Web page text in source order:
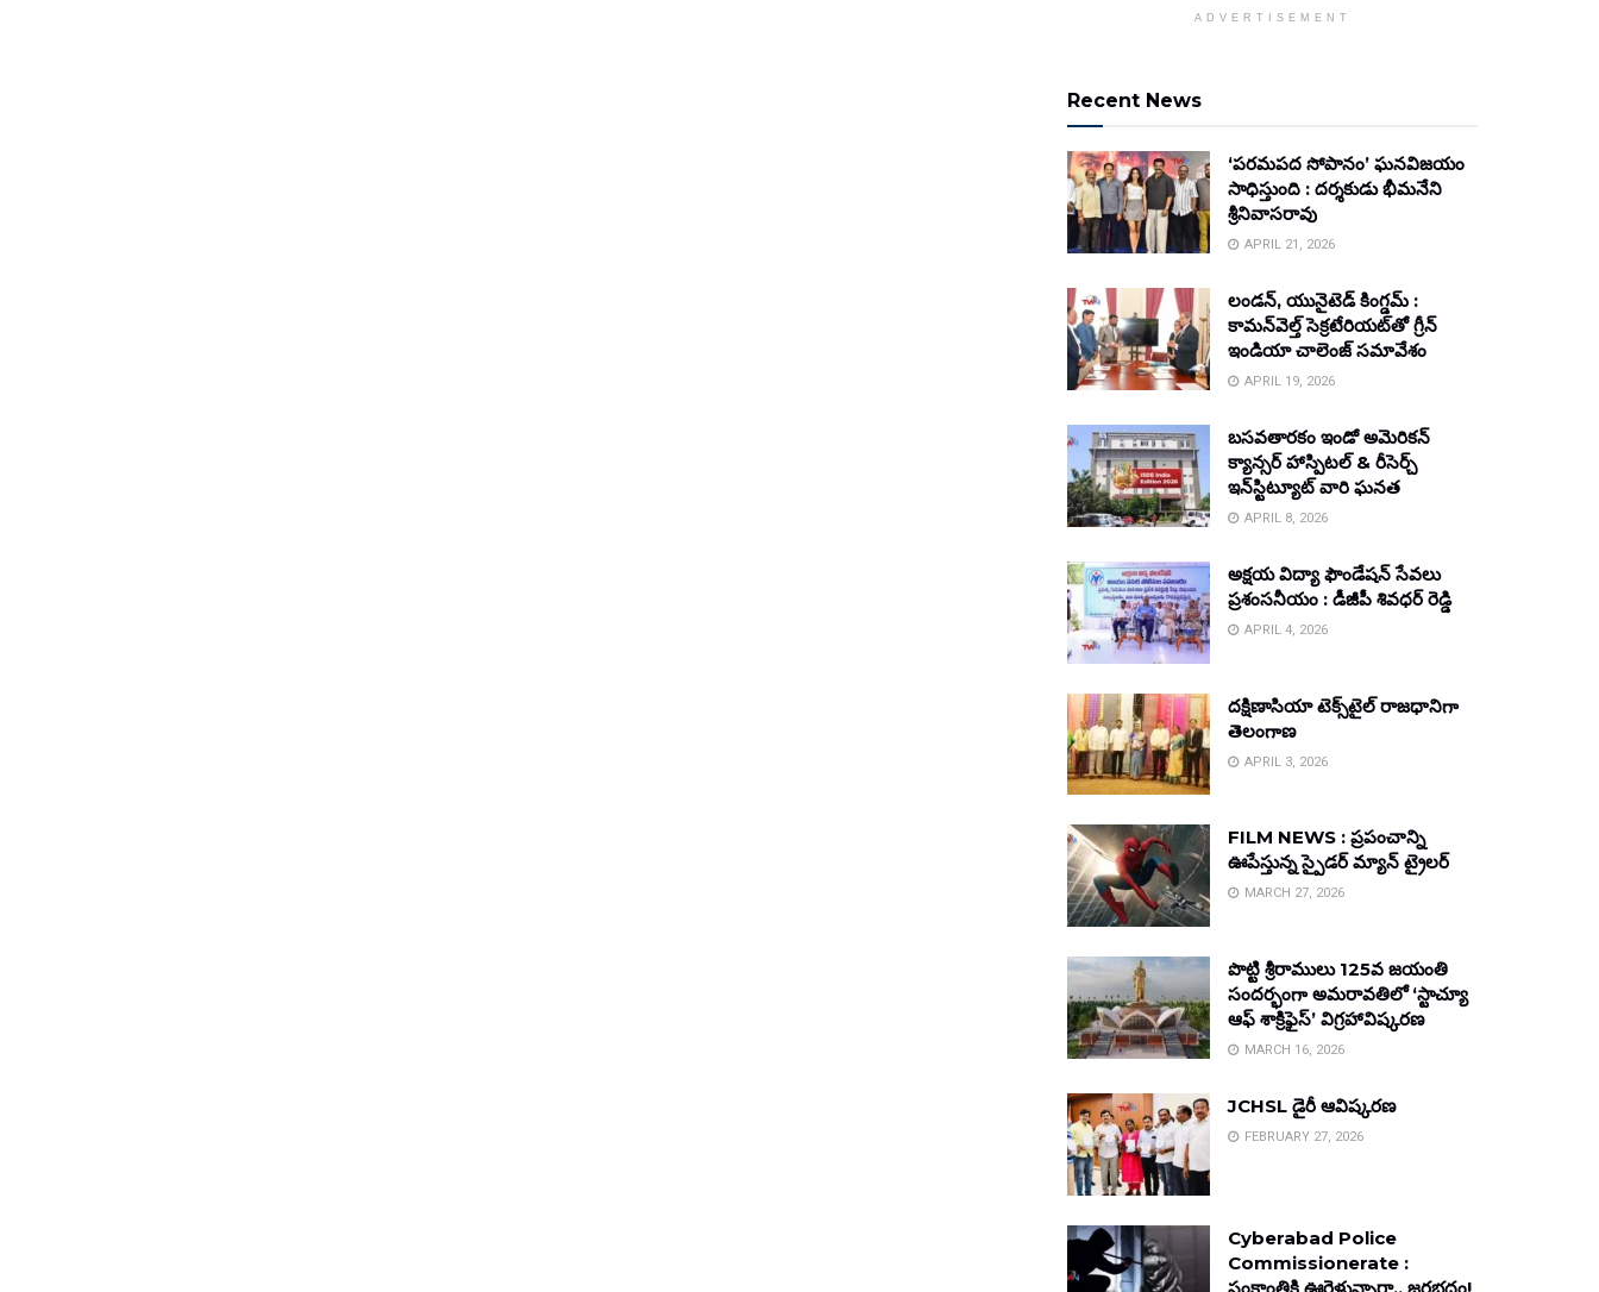
ADVERTISEMENT
Recent News
‘పరమపద సోపానం’ ఘనవిజయం
సాధిస్తుంది : దర్శకుడు భీమనేని
శ్రీనివాసరావు
APRIL 21, 2026
లండన్, యునైటెడ్ కింగ్డమ్ :
కామన్‌వెల్త్ సెక్రటేరియట్‌తో గ్రీన్
ఇండియా చాలెంజ్ సమావేశం
APRIL 19, 2026
బసవతారకం ఇండో అమెరికన్
క్యాన్సర్ హాస్పిటల్ & రీసెర్చ్
ఇన్‌స్టిట్యూట్ వారి ఘనత
APRIL 8, 2026
అక్షయ విద్యా ఫౌండేషన్ సేవలు
ప్రశంసనీయం : డీజీపీ శివధర్ రెడ్డి
APRIL 4, 2026
దక్షిణాసియా టెక్స్‌టైల్ రాజధానిగా
తెలంగాణ
APRIL 3, 2026
FILM NEWS : ప్రపంచాన్ని
ఊపేస్తున్న స్పైడర్ మ్యాన్ ట్రైలర్
MARCH 27, 2026
పొట్టి శ్రీరాములు 125వ జయంతి
సందర్భంగా అమరావతిలో ‘స్టాచ్యూ
ఆఫ్ శాక్రిఫైస్’ విగ్రహావిష్కరణ
MARCH 16, 2026
JCHSL డైరీ ఆవిష్కరణ
FEBRUARY 27, 2026
Cyberabad Police
Commissionerate :